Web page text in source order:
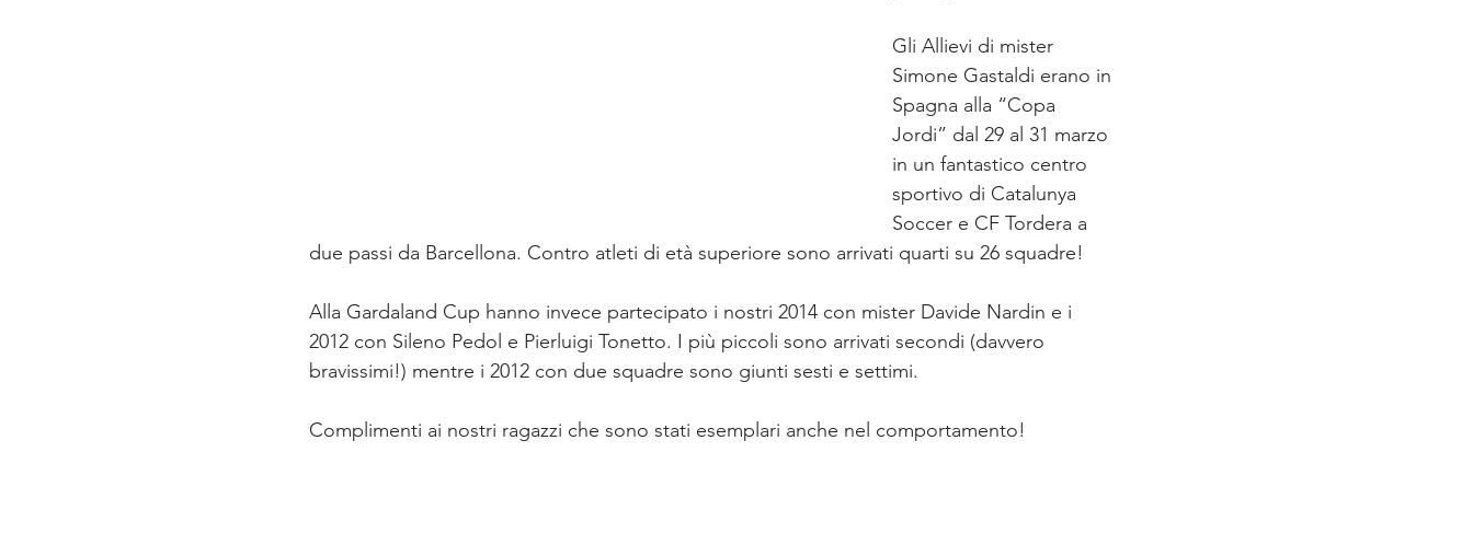
Gli Allievi di mister
Simone Gastaldi erano in
Spagna alla “Copa
Jordi” dal 29 al 31 marzo
in un fantastico centro
sportivo di Catalunya
Soccer e CF Tordera a
due passi da Barcellona. Contro atleti di età superiore sono arrivati quarti su 26 squadre!
Alla Gardaland Cup hanno invece partecipato i nostri 2014 con mister Davide Nardin e i
2012 con Sileno Pedol e Pierluigi Tonetto. I più piccoli sono arrivati secondi (davvero
bravissimi!) mentre i 2012 con due squadre sono giunti sesti e settimi.
Complimenti ai nostri ragazzi che sono stati esemplari anche nel comportamento!